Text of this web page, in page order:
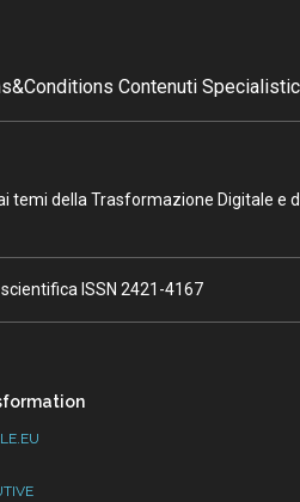
Contenuti
della Trasformazione Digitale e
ISSN 2421-4167